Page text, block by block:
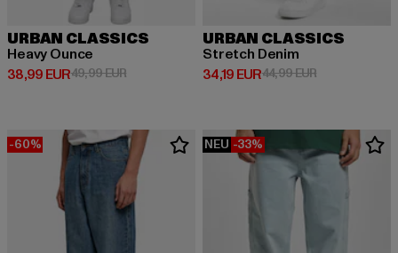
URBAN CLASSICS
Heavy Ounce
38,99 EUR
Derzeitiger Preis: 38,99 EUR
49,99 EURAktionspreis: 49,99 EUR
URBAN CLASSICS
Stretch Denim
34,19 EUR
Derzeitiger Preis: 34,19 EUR
44,99 EURAktionspreis:
-60% NEU -33%